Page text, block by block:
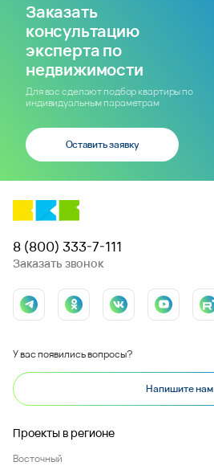
Заказать
консультацию
эксперта по
недвижимости
Для вас сделают подбор квартиры по
индивидуальным параметрам
Оставить заявку
8 (800) 333-7-111
Заказать звонок
У вас появились вопросы?
Напишите нам
Проекты в регионе
Восточный